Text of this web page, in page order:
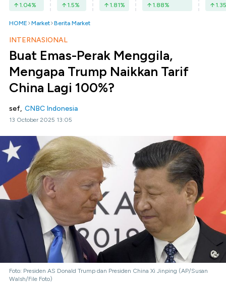
1.04% 1.5% 1.81% 1.88% 1.35
HOME Market Berita Market
INTERNASIONAL
Buat Emas-Perak Menggila,
Mengapa Trump Naikkan Tarif
China Lagi 100%?
sef, CNBC Indonesia
13 October 2025 13:05
Foto: Presiden AS Donald Trump dan Presiden China Xi Jinping (AP/Susan
Walsh/File Foto)